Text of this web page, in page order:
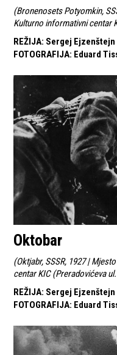
(Bronenosets Potyomkin,
Kulturno informativni centar
REŽIJA: Sergej Ejzenštejn
FOTOGRAFIJA: Eduard
Oktobar
(Oktjabr, SSSR, 1927 |
centar KIC (Preradovićeva
REŽIJA: Sergej Ejzenštejn
FOTOGRAFIJA: Eduard